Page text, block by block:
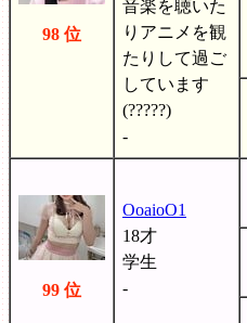
98 位
音楽を聴いた
りアニメを観
たりして過ご
しています
(?????)
-
99 位
OoaioO1
18才
学生
-